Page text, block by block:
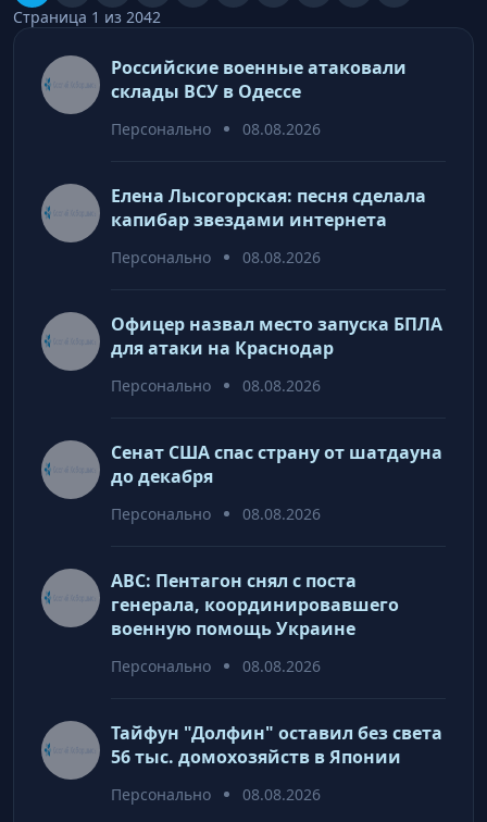
Страница 1 из 2042
Российские военные атаковали
склады ВСУ в Одессе
Персонально 08.08.2026
Елена Лысогорская: песня сделала
капибар звездами интернета
Персонально 08.08.2026
Офицер назвал место запуска БПЛА
для атаки на Краснодар
Персонально 08.08.2026
Сенат США спас страну от шатдауна
до декабря
Персонально 08.08.2026
ABC: Пентагон снял с поста
генерала, координировавшего
военную помощь Украине
Персонально 08.08.2026
Тайфун "Долфин" оставил без света
56 тыс. домохозяйств в Японии
Персонально 08.08.2026